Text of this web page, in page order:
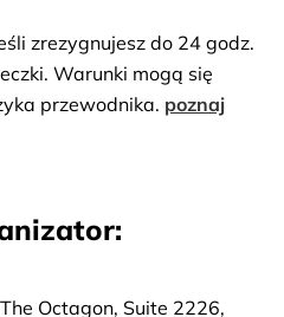
i luksusowych
Następnie przejedziesz
podczas której będziesz
widoki na miasto.
800 gatunków zwierząt
na świecie okno na ocean.
zrezygnujesz do 24 godz.
Warunki mogą się
przewodnika. poznaj
Octagon, Suite 2226,